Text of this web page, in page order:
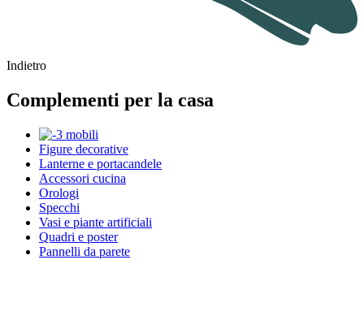
Indietro
Complementi per la casa
Figure decorative
Lanterne e portacandele
Accessori cucina
Orologi
Specchi
Vasi e piante artificiali
Quadri e poster
Pannelli da parete